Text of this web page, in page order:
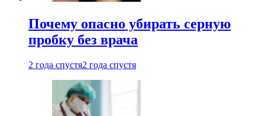
Почему опасно убирать серную
пробку без врача
2 года спустя2 года спустя